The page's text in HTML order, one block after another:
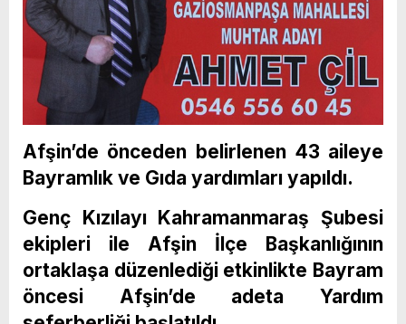
Afşin’de önceden belirlenen 43 aileye
Bayramlık ve Gıda yardımları yapıldı.
Genç Kızılayı Kahramanmaraş Şubesi
ekipleri ile Afşin İlçe Başkanlığının
ortaklaşa düzenlediği etkinlikte Bayram
öncesi Afşin’de adeta Yardım